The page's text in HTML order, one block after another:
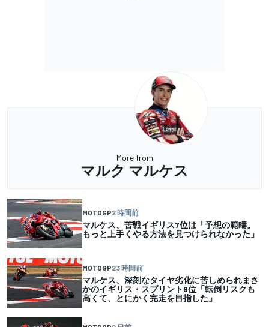
More from
マルク マルケス
MOTOGP2 時間前
マルケス、苦戦イギリス7位は「予想の範疇。
もっと上手くやる方法を見つけられなかった」
MOTOGP23 時間前
マルケス、深刻なタイヤ劣化に苦しめられまさ
かのイギリス・スプリント9位「転倒リスクも
高くて、とにかく完走を目指した」